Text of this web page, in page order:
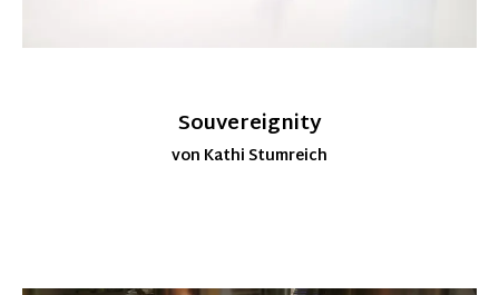
Souvereignity
von Kathi Stumreich